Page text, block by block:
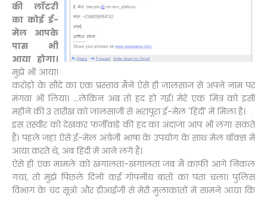
की लॉटरी
का कोई ई-
मेल आपके
पास भी
आया होगा।
मुझे भी आया।
करोड़ों के सौदे का एक प्रस्ताव मैंने ऐसे ही जालसाज से अपने नाम पर
मंगवा भी लिया। ...लेकिन अब तो हद हो गई। मेरे एक मित्र को इसी
महीने की 3 तारीख को जालसाजी से भरापूरा ई-मेल 'हिंदी' में मिला है।
इस तस्वीर को देखकर फर्जीवाड़े की हद का अंदाजा आप भी लगा सकते
हैं। पहले जहां ऐसे ई-मेल अंग्रेजी भाषा के उपयोग के साथ मेल बॉक्स में
आया करते थे, अब हिंदी में आने लगे हैं।
ऐसे ही एक मामले को खंगालता-खंगालता जब मैं काफी आगे निकल
गया, तो मुझे पिछले दिनों कई गोपनीय बातों का पता चला। पुलिस
विभाग के चंद सूत्रों और डीआईजी से मेरी मुलाकातों में सामने आया कि